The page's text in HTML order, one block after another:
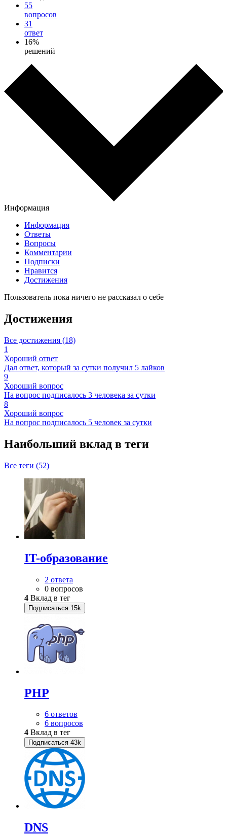
55
вопросов
31
ответ
16%
решений
Информация
Информация
Ответы
Вопросы
Комментарии
Подписки
Нравится
Достижения
Пользователь пока ничего не рассказал о себе
Достижения
Все достижения (18)
1
Хороший ответ
Дал ответ, который за сутки получил 5 лайков
9
Хороший вопрос
На вопрос подписалось 3 человека за сутки
8
Хороший вопрос
На вопрос подписалось 5 человек за сутки
Наибольший вклад в теги
Все теги (52)
IT-образование
2 ответа
0 вопросов
4 Вклад в тег
Подписаться 15k
PHP
6 ответов
6 вопросов
4 Вклад в тег
Подписаться 43k
DNS